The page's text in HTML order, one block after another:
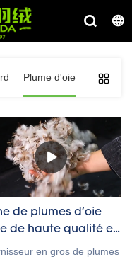
Plume d'oie
de plumes d'oie
de haute qualité en
en gros de plumes